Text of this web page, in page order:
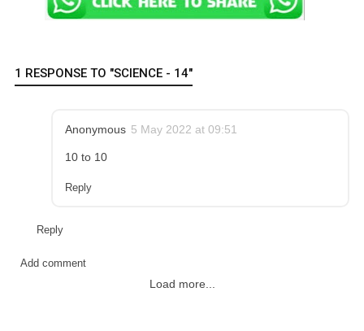
1 RESPONSE TO "SCIENCE - 14"
Anonymous 5 May 2022 at 09:51
10 to 10
Reply
Reply
Add comment
Load more...